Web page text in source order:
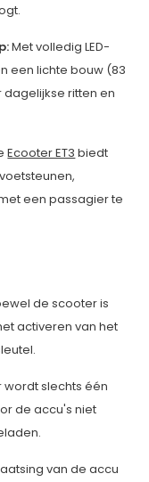
Met volledig LED-
een lichte bouw (83
ritten en
Ecooter ET3 biedt
een passagier te
de scooter is
activeren van het
wordt slechts één
de accu's niet
van de accu